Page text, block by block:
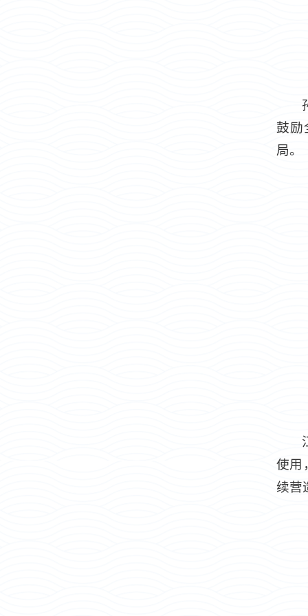
鼓励
局。
使用
续营